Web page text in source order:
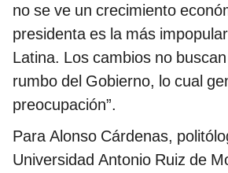
no se ve un crecimiento
presidenta es la más
Latina. Los cambios no
rumbo del Gobierno, lo cual
preocupación”.
Para Alonso Cárdenas,
Universidad Antonio Ruiz de